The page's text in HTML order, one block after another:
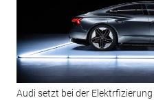
Audi setzt bei der Elektrfizierung